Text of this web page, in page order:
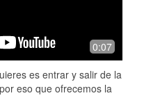
0:07
es entrar y salir de la
eso que ofrecemos la